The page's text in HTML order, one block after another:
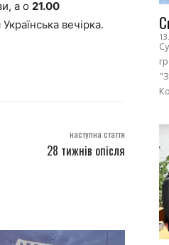
а о 21.00
вечірка.
наступна стаття
28 тижнів опісля